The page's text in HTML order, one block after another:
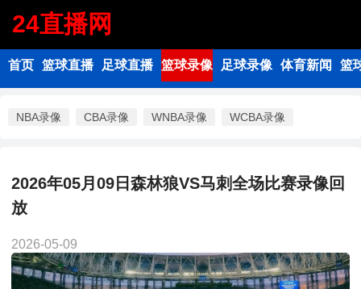
24直播网
首页 篮球直播 足球直播 篮球录像 足球录像 体育新闻 篮
NBA录像 CBA录像 WNBA录像 WCBA录像
2026年05月09日森林狼VS马刺全场比赛录像回
放
2026-05-09